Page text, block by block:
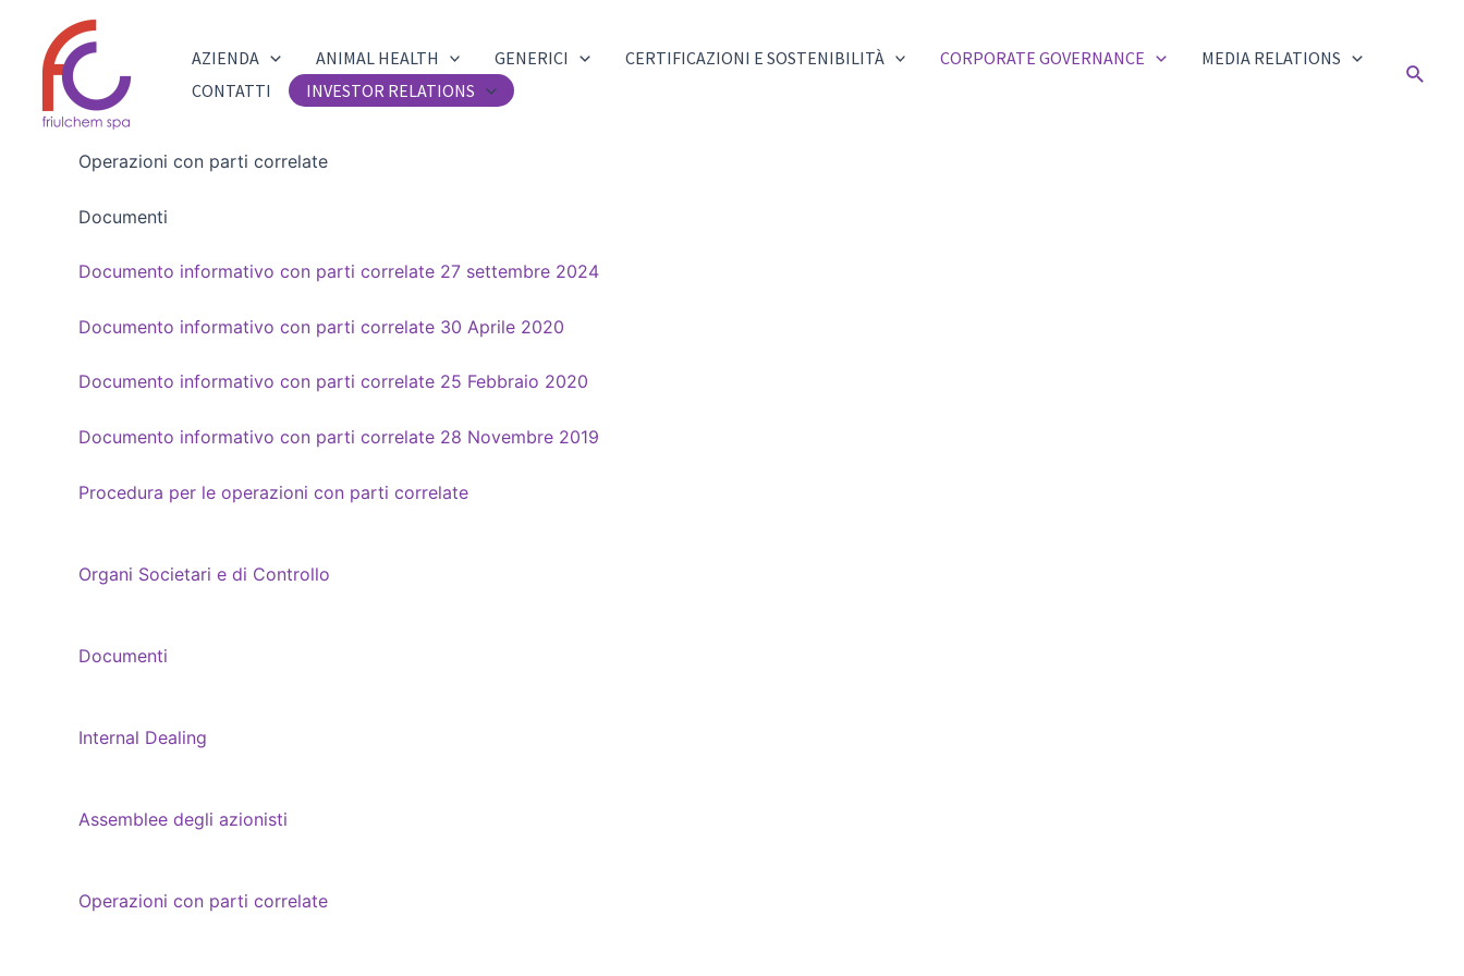
contenuto
AZIENDA ANIMAL HEALTH GENERICI CERTIFICAZIONI E SOSTENIBILITÀ CORPORATE GOVERNANCE
MEDIA RELATIONS
CONTATTI
INVESTOR RELATIONS
Cerca
Operazioni con parti correlate
Documenti
Documento informativo con parti correlate 27 settembre 2024
Documento informativo con parti correlate 30 Aprile 2020
Documento informativo con parti correlate 25 Febbraio 2020
Documento informativo con parti correlate 28 Novembre 2019
Procedura per le operazioni con parti correlate
Organi Societari e di Controllo
Documenti
Internal Dealing
Assemblee degli azionisti
Operazioni con parti correlate